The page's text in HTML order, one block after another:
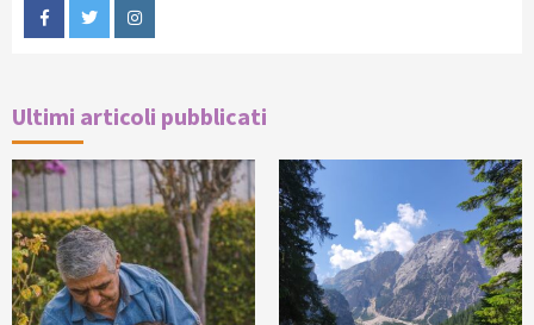
FacebookTwitterInstagram
Ultimi articoli pubblicati